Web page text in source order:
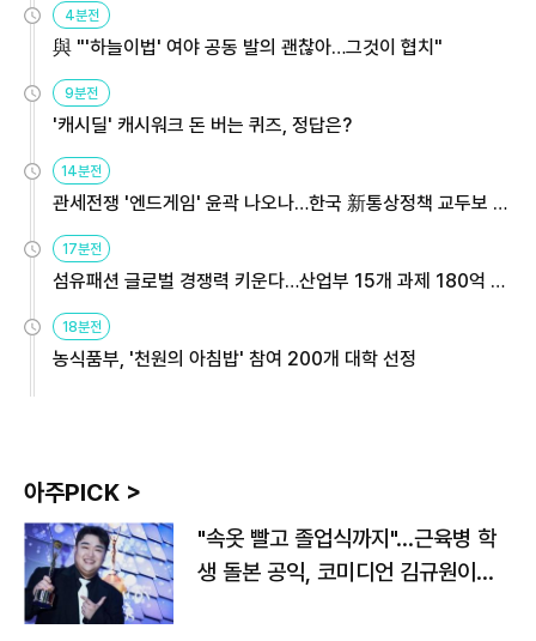
4분전
與 "'하늘이법' 여야 공동 발의 괜찮아…그것이 협치"
9분전
'캐시딜' 캐시워크 돈 버는 퀴즈, 정답은?
14분전
관세전쟁 '엔드게임' 윤곽 나오나…한국 新통상정책 교두보 활
용해야
17분전
섬유패션 글로벌 경쟁력 키운다…산업부 15개 과제 180억 지
원
18분전
농식품부, '천원의 아침밥' 참여 200개 대학 선정
아주PICK >
"속옷 빨고 졸업식까지"…근육병 학
생 돌본 공익, 코미디언 김규원이었